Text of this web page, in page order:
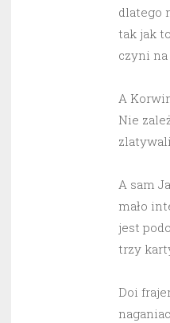
dlatego
tak jak
czyni
A
Nie
A sam
mało
jest
trzy
Doi